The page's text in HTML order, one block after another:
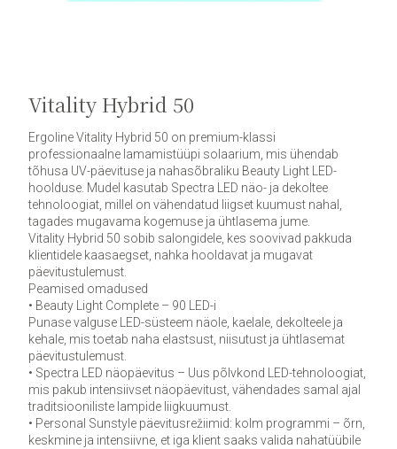
Vitality Hybrid 50
Ergoline Vitality Hybrid 50 on premium-klassi
professionaalne lamamistüüpi solaarium, mis ühendab
tõhusa UV-päevituse ja nahasõbraliku Beauty Light LED-
hoolduse. Mudel kasutab Spectra LED näo- ja dekoltee
tehnoloogiat, millel on vähendatud liigset kuumust nahal,
tagades mugavama kogemuse ja ühtlasema jume.
Vitality Hybrid 50 sobib salongidele, kes soovivad pakkuda
klientidele kaasaegset, nahka hooldavat ja mugavat
päevitustulemust.
Peamised omadused
• Beauty Light Complete – 90 LED-i
Punase valguse LED-süsteem näole, kaelale, dekolteele ja
kehale, mis toetab naha elastsust, niisutust ja ühtlasemat
päevitustulemust.
• Spectra LED näopäevitus – Uus põlvkond LED-tehnoloogiat,
mis pakub intensiivset näopäevitust, vähendades samal ajal
traditsiooniliste lampide liigkuumust.
• Personal Sunstyle päevitusrežiimid: kolm programmi – õrn,
keskmine ja intensiivne, et iga klient saaks valida nahatüübile